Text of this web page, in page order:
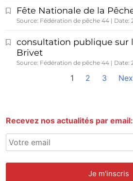
Fête Nationale de la
Source: Fédération de pêche 44 Date:
consultation publique sur
Brivet
Source: Fédération de pêche 44 Date:
1 2 3
Recevez nos actualités par email: